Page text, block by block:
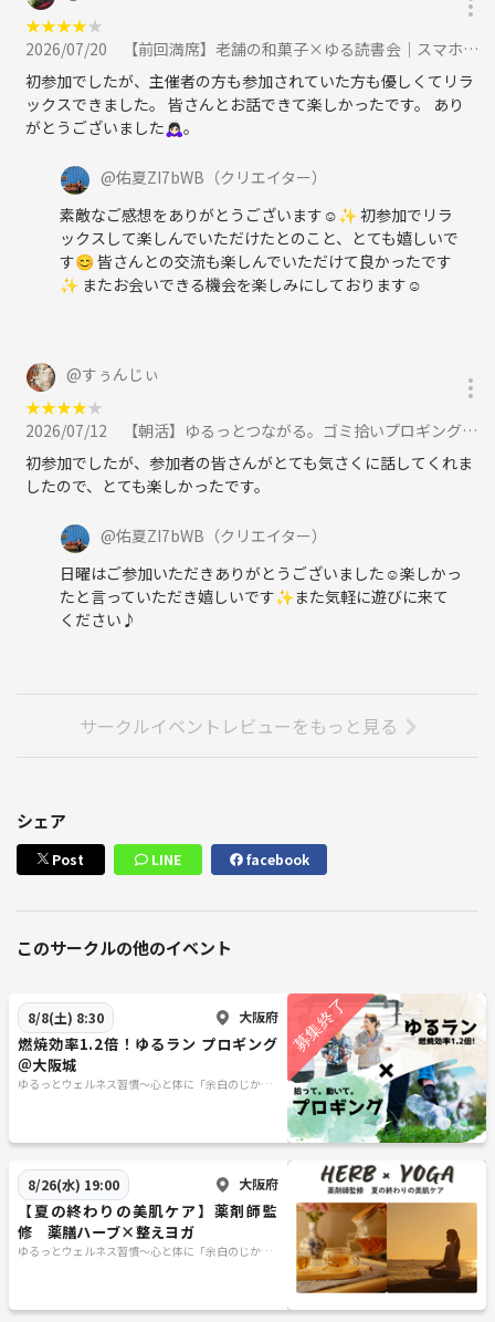
★★★★★
2026/07/20
【前回満席】老舗の和菓子×ゆる読書会｜スマホを置いて「五感」を整える贅沢な時間をに参加
初参加でしたが、主催者の方も参加されていた方も優しくてリラ
ックスできました。 皆さんとお話できて楽しかったです。 あり
がとうございました🙇🏻‍♀️‪‪。
@佑夏ZI7bWB （クリエイター）
素敵なご感想をありがとうございます☺️✨ 初参加でリラ
ックスして楽しんでいただけたとのこと、とても嬉しいで
す😊 皆さんとの交流も楽しんでいただけて良かったです
✨ またお会いできる機会を楽しみにしております☺️
@すぅんじぃ
★★★★★
2026/07/12
【朝活】ゆるっとつながる。ゴミ拾いプロギング×ヨガ＠扇町に参加
初参加でしたが、参加者の皆さんがとても気さくに話してくれま
したので、とても楽しかったです。
@佑夏ZI7bWB （クリエイター）
日曜はご参加いただきありがとうございました☺️楽しかっ
たと言っていただき嬉しいです✨また気軽に遊びに来て
ください♪
サークルイベントレビューをもっと見る
シェア
Post LINE facebook
このサークルの他のイベント
8/8(土) 8:30 大阪府
燃焼効率1.2倍！ゆるラン プロギング
＠大阪城
ゆるっとウェルネス習慣〜心と体に「余白のじか
8/26(水) 19:00 大阪府
【夏の終わりの美肌ケア】薬剤師監
修 薬膳ハーブ×整えヨガ
ゆるっとウェルネス習慣〜心と体に「余白のじか